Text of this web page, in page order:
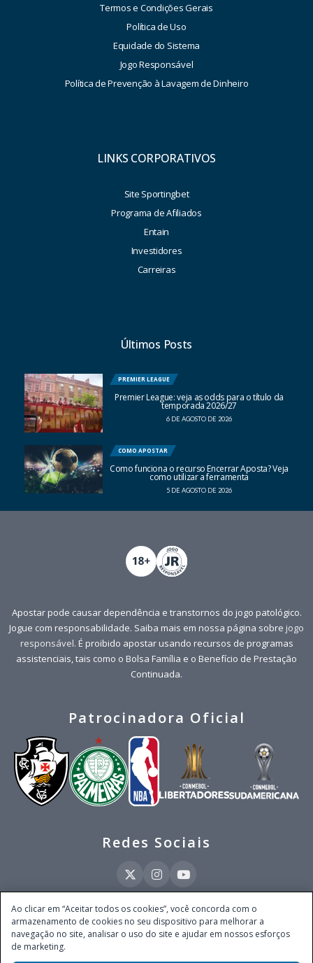
Termos e Condições Gerais
Política de Uso
Equidade do Sistema
Jogo Responsável
Política de Prevenção à Lavagem de Dinheiro
LINKS CORPORATIVOS
Site Sportingbet
Programa de Afiliados
Entain
Investidores
Carreiras
Últimos Posts
PREMIER LEAGUE
Premier League: veja as odds para o título da
temporada 2026/27
6 DE AGOSTO DE 2026
COMO APOSTAR
Como funciona o recurso Encerrar Aposta? Veja
como utilizar a ferramenta
5 DE AGOSTO DE 2026
Apostar pode causar dependência e transtornos do jogo patológico.
Jogue com responsabilidade. Saiba mais em nossa página sobre jogo
responsável. É proibido apostar usando recursos de programas
assistenciais, tais como o Bolsa Família e o Benefício de Prestação
Continuada.
Patrocinadora Oficial
Redes Sociais
Este site é operado pela Ventmear Brasil LTDA (CNPJ 52.868.380/0001-84), com
endereço na Avenida Brigadeiro Faria Lima, nº 4.055, 3º andar, Itaim Bibi, no
Município de São Paulo, Estado de São Paulo, CEP 04538-133, Brasil - empresa
autorizada a operar apostas de quota fixa em todo território nacional pela
Ao clicar em “Aceitar todos os cookies”, você concorda com o
armazenamento de cookies no seu dispositivo para melhorar a
navegação no site, analisar o uso do site e ajudar em nossos esforços
de marketing.